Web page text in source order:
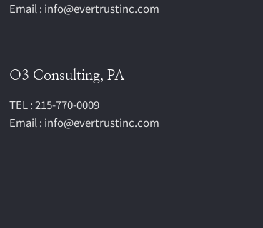
Email : info@evertrustinc.com
O3 Consulting, PA
TEL : 215-770-0009
Email : info@evertrustinc.com